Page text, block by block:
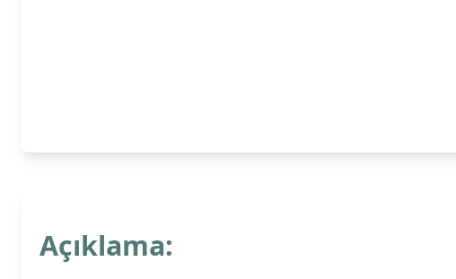
Açıklama: